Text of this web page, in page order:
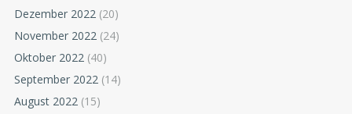
Dezember 2022 (20)
November 2022 (24)
Oktober 2022 (40)
September 2022 (14)
August 2022 (15)